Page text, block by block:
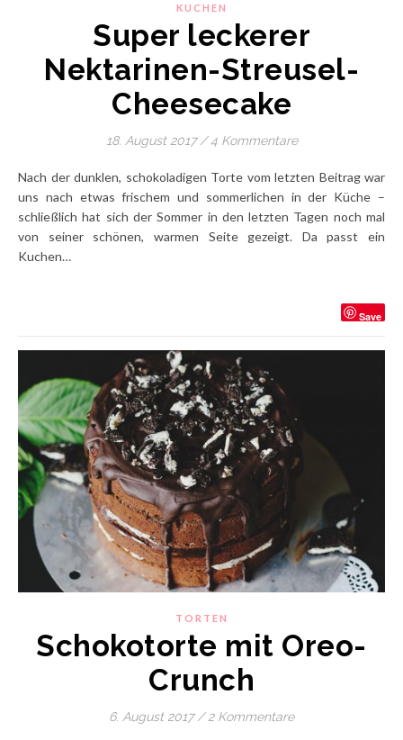
KUCHEN
Super leckerer
Nektarinen-Streusel-
Cheesecake
18. August 2017 / 4 Kommentare
Nach der dunklen, schokoladigen Torte vom letzten Beitrag war
uns nach etwas frischem und sommerlichen in der Küche –
schließlich hat sich der Sommer in den letzten Tagen noch mal
von seiner schönen, warmen Seite gezeigt. Da passt ein
Kuchen…
Save
TORTEN
Schokotorte mit Oreo-
Crunch
6. August 2017 / 2 Kommentare